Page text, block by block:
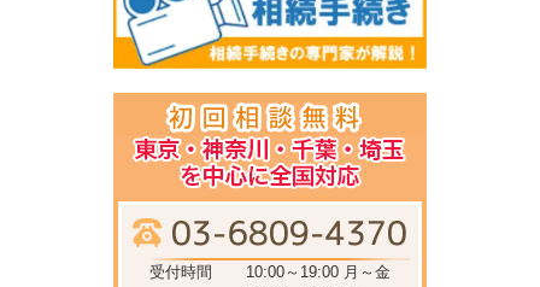
受付時間
10:00～19:00 月～金